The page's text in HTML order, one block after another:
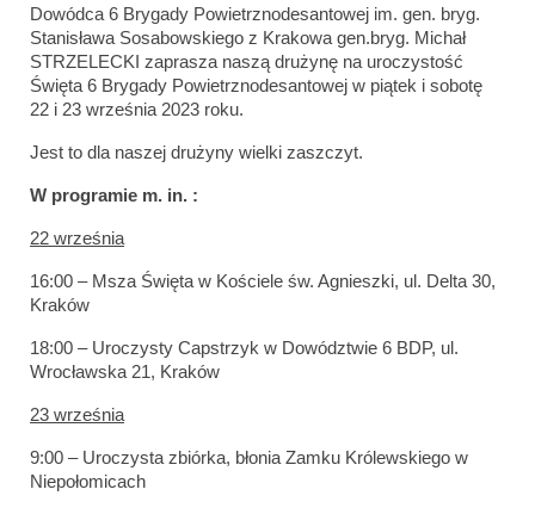
Galeria 2026
Multimedia
Dowódca 6 Brygady Powietrznodesantowej im. gen. bryg.
Stanisława Sosabowskiego z Krakowa gen.bryg. Michał
STRZELECKI zaprasza naszą drużynę na uroczystość
Święta 6 Brygady Powietrznodesantowej w piątek i sobotę
22 i 23 września 2023 roku.
Jest to dla naszej drużyny wielki zaszczyt.
W programie m. in. :
22 września
16:00 – Msza Święta w Kościele św. Agnieszki, ul. Delta 30,
Kraków
18:00 – Uroczysty Capstrzyk w Dowództwie 6 BDP, ul.
Wrocławska 21, Kraków
23 września
9:00 – Uroczysta zbiórka, błonia Zamku Królewskiego w
Niepołomicach